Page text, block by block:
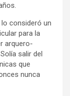
consideró un
para la
arquero-
salir del
que
nunca